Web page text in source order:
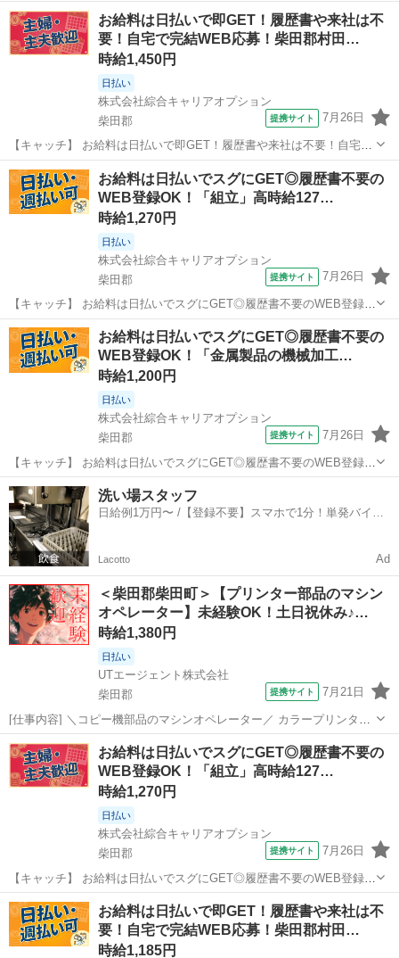
お給料は日払いで即GET！履歴書や来社は不
要！自宅で完結WEB応募！柴田郡村田…
時給1,450円
日払い
株式会社綜合キャリアオプション
柴田郡
提携サイト 7月26日
【キャッチ】 お給料は日払いで即GET！履歴書や来社は不要！自宅で
完結WEB応募！柴田郡村田町周辺！ 【コメント】 ＼大手人材派遣会
社で働きませんか♪／ 「新しい職場は不安・・・」 「経験はないけど
チャレンジしたい！」 ...
宮城 柴田郡 仕分け
お給料は日払いでスグにGET◎履歴書不要の
WEB登録OK！「組立」高時給127…
時給1,270円
日払い
株式会社綜合キャリアオプション
柴田郡
提携サイト 7月26日
【キャッチ】 お給料は日払いでスグにGET◎履歴書不要のWEB登録
OK！「組立」高時給1270円～1588円！船岡(宮城)周辺！20代～40代の
スタッフが多数活躍中★ 【コメント】 製造のお仕事をお探しの方必
見！ 「経験...
宮城 柴田郡 工場
お給料は日払いでスグにGET◎履歴書不要の
WEB登録OK！「金属製品の機械加工…
時給1,200円
日払い
株式会社綜合キャリアオプション
柴田郡
提携サイト 7月26日
【キャッチ】 お給料は日払いでスグにGET◎履歴書不要のWEB登録
OK！「金属製品の機械加工オペレーター」高時給1200円！大河原(宮
城)周辺！20代～40代のスタッフが多数活躍中★ 【コメント】 弊社な
ら事前の職場見学が...
宮城 柴田郡 工場
洗い場スタッフ
日給例1万円〜 /【登録不要】スマホで1分！単発バイト
Lacotto Ad
＜柴田郡柴田町＞【プリンター部品のマシン
オペレーター】未経験OK！土日祝休み♪…
時給1,380円
日払い
UTエージェント株式会社
柴田郡
提携サイト 7月21日
[仕事内容] ＼コピー機部品のマシンオペレーター／ カラープリンター
機の部品製造の会社でのお仕事です 機械オペレーターをお任せしま
す！ ＜具体的には…＞ ①アルミの棒状の部品を1cmの厚さに自動機で
カット ②削った部品...
宮城 柴田郡 工場
お給料は日払いでスグにGET◎履歴書不要の
WEB登録OK！「組立」高時給127…
時給1,270円
日払い
株式会社綜合キャリアオプション
柴田郡
提携サイト 7月26日
【キャッチ】 お給料は日払いでスグにGET◎履歴書不要のWEB登録
OK！「組立」高時給1270円～1588円！船岡(宮城)周辺！20代～40代の
スタッフが多数活躍中★ 【コメント】 製造のお仕事をお探しにおスス
メ♪ 「未...
宮城 柴田郡 工場
お給料は日払いで即GET！履歴書や来社は不
要！自宅で完結WEB応募！柴田郡村田…
時給1,185円